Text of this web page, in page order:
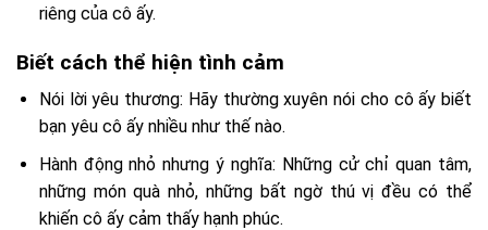
riêng của cô ấy.
Biết cách thể hiện tình cảm
Nói lời yêu thương: Hãy thường xuyên nói cho cô ấy biết
bạn yêu cô ấy nhiều như thế nào.
Hành động nhỏ nhưng ý nghĩa: Những cử chỉ quan tâm,
những món quà nhỏ, những bất ngờ thú vị đều có thể
khiến cô ấy cảm thấy hạnh phúc.